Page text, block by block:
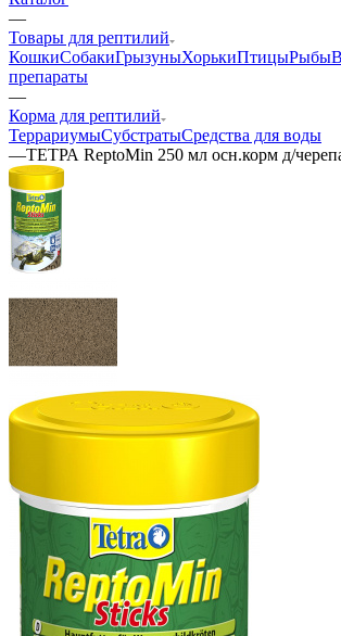
—
Товары для рептилий
КошкиСобакиГрызуныХорькиПтицыРыбы
препараты
—
Корма для рептилий
ТеррариумыСубстратыСредства для воды
—ТЕТРА ReptoMin 250 мл осн.корм д/